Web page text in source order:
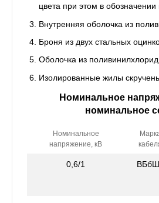
цвета при этом в
Внутренняя оболочка из
Броня из двух стальных
Оболочка из
Изолированные жилы
Номинальное
номинальное
Номинальное
напряжение, кВ
0,6/1